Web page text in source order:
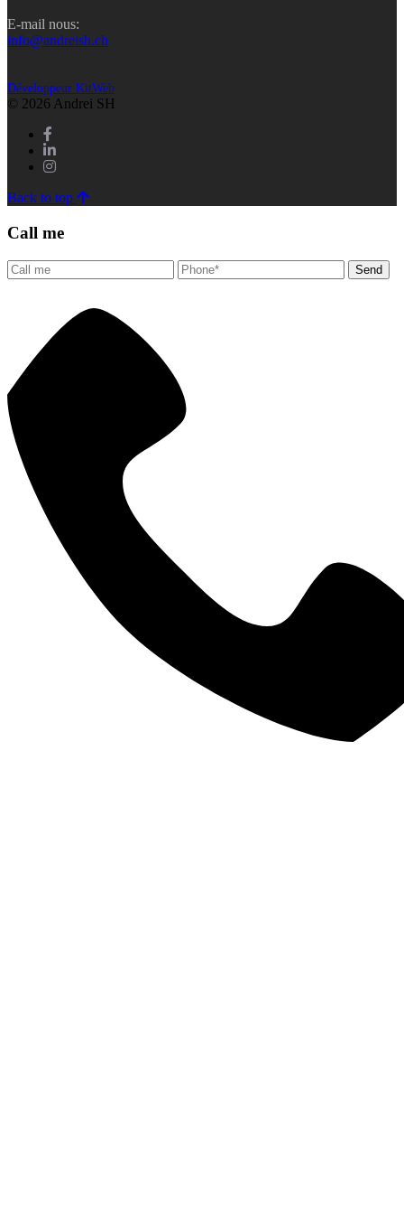
E-mail nous:
info@andreish.ch
Développeur KitWeb
© 2026 Andrei SH
Back to top
Call me
Send